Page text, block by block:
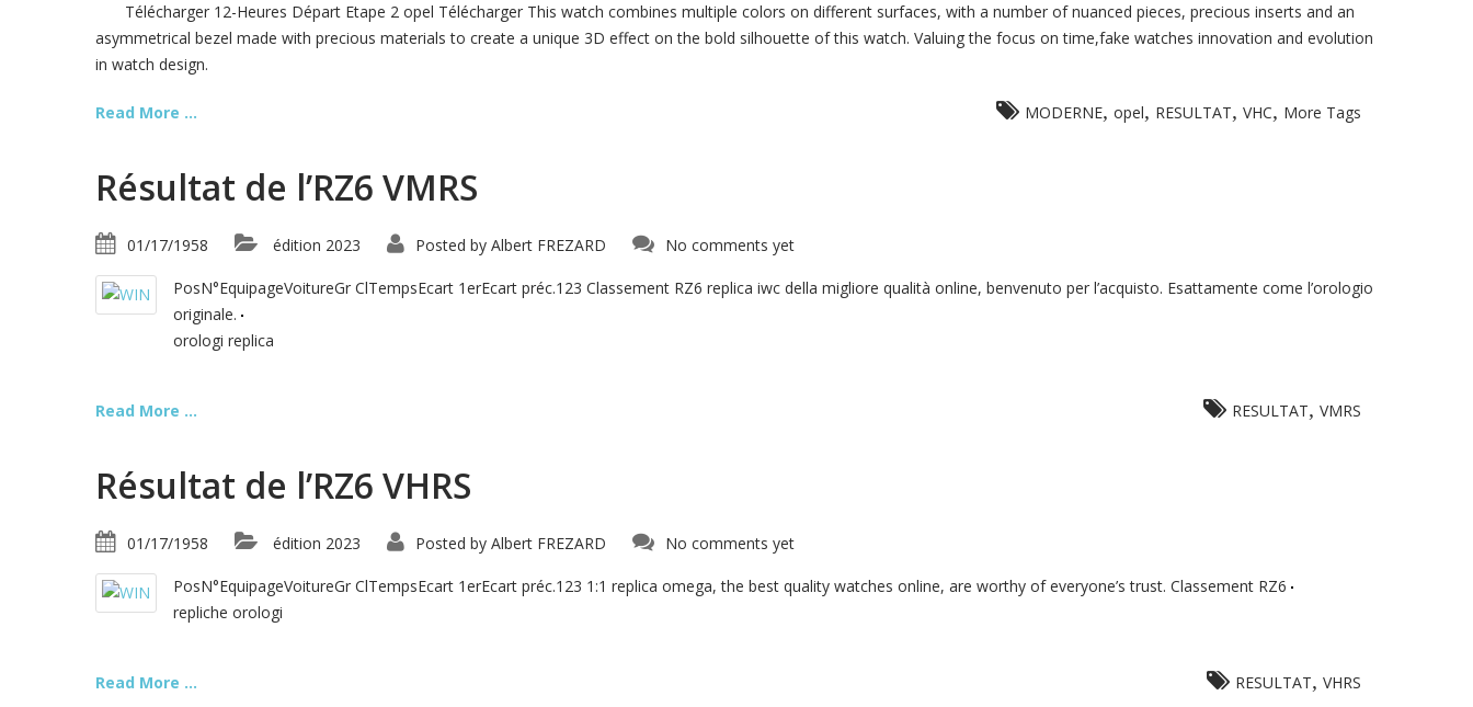
Télécharger 12-Heures Départ Etape 2 opel Télécharger This watch combines multiple colors on different surfaces, with a number of nuanced pieces, precious inserts and an
asymmetrical bezel made with precious materials to create a unique 3D effect on the bold silhouette of this watch. Valuing the focus on time,fake watches innovation and evolution
in watch design.
Read More ... MODERNE, opel, RESULTAT, VHC, More Tags
Résultat de l’RZ6 VMRS
01/17/1958 édition 2023 Posted by Albert FREZARD No comments yet
PosN°EquipageVoitureGr ClTempsEcart 1erEcart préc.123 Classement RZ6 replica iwc della migliore qualità online, benvenuto per l’acquisto. Esattamente come l’orologio
originale.
orologi replica
Read More ... RESULTAT, VMRS
Résultat de l’RZ6 VHRS
01/17/1958 édition 2023 Posted by Albert FREZARD No comments yet
PosN°EquipageVoitureGr ClTempsEcart 1erEcart préc.123 1:1 replica omega, the best quality watches online, are worthy of everyone’s trust. Classement RZ6
repliche orologi
Read More ... RESULTAT, VHRS